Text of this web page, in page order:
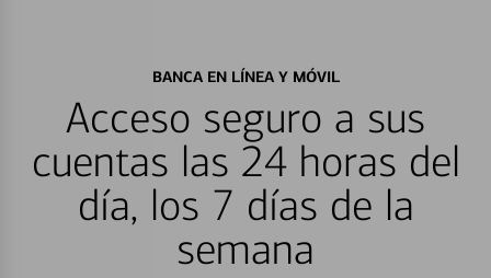
BANCA EN LÍNEA Y MÓVIL
Acceso seguro a sus
cuentas las 24 horas del
día, los 7 días de la
semana